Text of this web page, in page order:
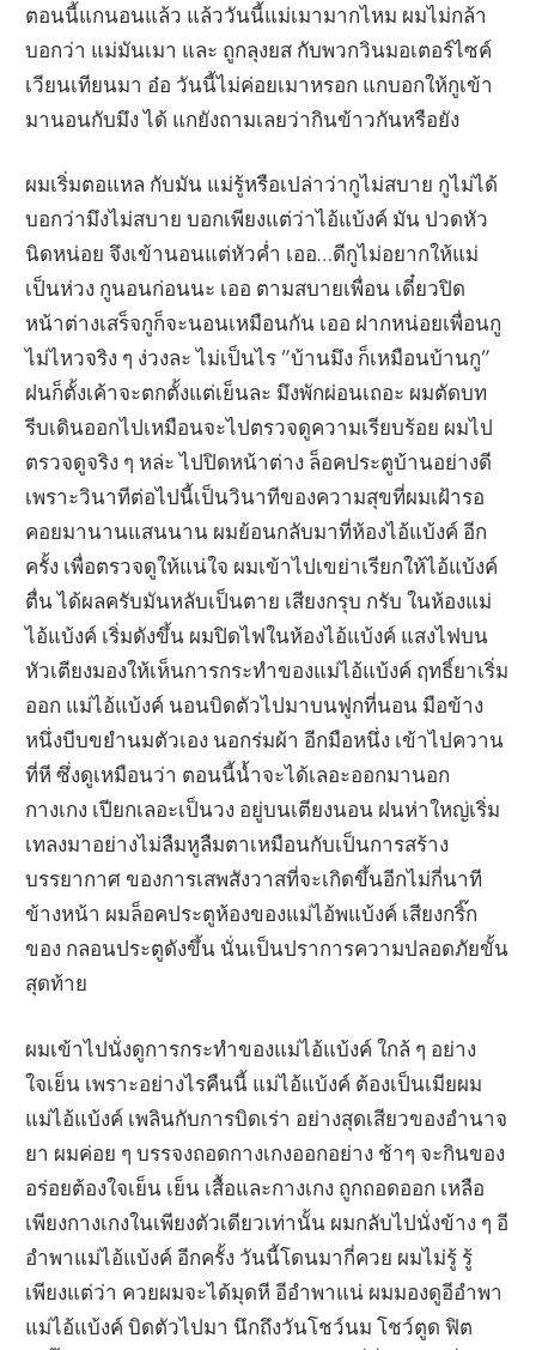
ตอนนี้แกนอนแล้ว แล้ววันนี้แม่เมามากไหม ผมไม่กล้า
บอกว่า แม่มันเมา และ ถูกลุงยส กับพวกวินมอเตอร์ไซค์
เวียนเทียนมา อ๋อ วันนี้ไม่ค่อยเมาหรอก แกบอกให้กูเข้า
มานอนกับมึง ได้ แกยังถามเลยว่ากินข้าวกันหรือยัง
ผมเริ่มตอแหล กับมัน แม่รู้หรือเปล่าว่ากูไม่สบาย กูไม่ได้
บอกว่ามึงไม่สบาย บอกเพียงแต่ว่าไอ้แบ้งค์ มัน ปวดหัว
นิดหน่อย จึงเข้านอนแต่หัวค่ำ เออ…ดีกูไม่อยากให้แม่
เป็นห่วง กูนอนก่อนนะ เออ ตามสบายเพื่อน เดี๋ยวปิด
หน้าต่างเสร็จกูก็จะนอนเหมือนกัน เออ ฝากหน่อยเพื่อนกู
ไม่ไหวจริง ๆ ง่วงละ ไม่เป็นไร ”บ้านมึง ก็เหมือนบ้านกู”
ฝนก็ตั้งเค้าจะตกตั้งแต่เย็นละ มึงพักผ่อนเถอะ ผมตัดบท
รีบเดินออกไปเหมือนจะไปตรวจดูความเรียบร้อย ผมไป
ตรวจดูจริง ๆ หล่ะ ไปปิดหน้าต่าง ล็อคประตูบ้านอย่างดี
เพราะวินาทีต่อไปนี้เป็นวินาทีของความสุขที่ผมเฝ้ารอ
คอยมานานแสนนาน ผมย้อนกลับมาที่ห้องไอ้แบ้งค์ อีก
ครั้ง เพื่อตรวจดูให้แน่ใจ ผมเข้าไปเขย่าเรียกให้ไอ้แบ้งค์
ตื่น ได้ผลครับมันหลับเป็นตาย เสียงกรุบ กรับ ในห้องแม่
ไอ้แบ้งค์ เริ่มดังขึ้น ผมปิดไฟในห้องไอ้แบ้งค์ แสงไฟบน
หัวเตียงมองให้เห็นการกระทำของแม่ไอ้แบ้งค์ ฤทธิ์ยาเริ่ม
ออก แม่ไอ้แบ้งค์ นอนบิดตัวไปมาบนฟูกที่นอน มือข้าง
หนึ่งบีบขยำนมตัวเอง นอกร่มผ้า อีกมือหนึ่ง เข้าไปควาน
ที่หี ซึ่งดูเหมือนว่า ตอนนี้น้ำจะได้เลอะออกมานอก
กางเกง เปียกเลอะเป็นวง อยู่บนเตียงนอน ฝนห่าใหญ่เริ่ม
เทลงมาอย่างไม่ลืมหูลืมตาเหมือนกับเป็นการสร้าง
บรรยากาศ ของการเสพสังวาสที่จะเกิดขึ้นอีกไม่กี่นาที
ข้างหน้า ผมล็อคประตูห้องของแม่ไอ้พแบ้งค์ เสียงกริ๊ก
ของ กลอนประตูดังขึ้น นั่นเป็นปราการความปลอดภัยขั้น
สุดท้าย
ผมเข้าไปนั่งดูการกระทำของแม่ไอ้แบ้งค์ ใกล้ ๆ อย่าง
ใจเย็น เพราะอย่างไรคืนนี้ แม่ไอ้แบ้งค์ ต้องเป็นเมียผม
แม่ไอ้แบ้งค์ เพลินกับการบิดเร่า อย่างสุดเสียวของอำนาจ
ยา ผมค่อย ๆ บรรจงถอดกางเกงออกอย่าง ช้าๆ จะกินของ
อร่อยต้องใจเย็น เย็น เสื้อและกางเกง ถูกถอดออก เหลือ
เพียงกางเกงในเพียงตัวเดียวเท่านั้น ผมกลับไปนั่งข้าง ๆ อี
อำพาแม่ไอ้แบ้งค์ อีกครั้ง วันนี้โดนมากี่ควย ผมไม่รู้ รู้
เพียงแต่ว่า ควยผมจะได้มุดหี อีอำพาแน่ ผมมองดูอีอำพา
แม่ไอ้แบ้งค์ บิดตัวไปมา นึกถึงวันโชว์นม โชว์ตูด ฟิต